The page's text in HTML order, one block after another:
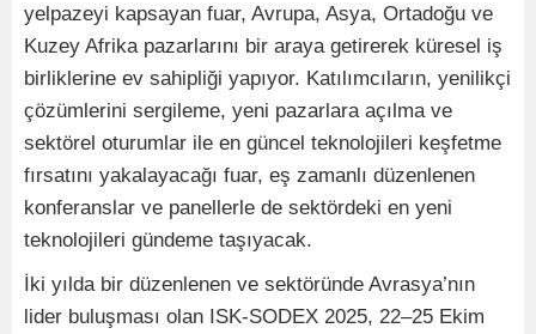
yelpazeyi kapsayan fuar, Avrupa, Asya, Ortadoğu ve
Kuzey Afrika pazarlarını bir araya getirerek küresel iş
birliklerine ev sahipliği yapıyor. Katılımcıların, yenilikçi
çözümlerini sergileme, yeni pazarlara açılma ve
sektörel oturumlar ile en güncel teknolojileri keşfetme
fırsatını yakalayacağı fuar, eş zamanlı düzenlenen
konferanslar ve panellerle de sektördeki en yeni
teknolojileri gündeme taşıyacak.
İki yılda bir düzenlenen ve sektöründe Avrasya’nın
lider buluşması olan ISK-SODEX 2025, 22–25 Ekim